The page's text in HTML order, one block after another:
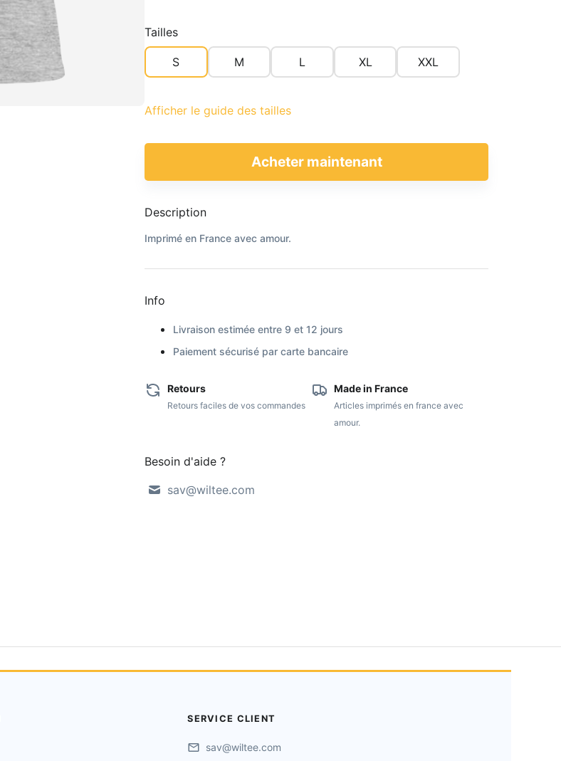
Tailles
S M L XL XXL
Afficher le guide des tailles
Acheter maintenant
Description
Imprimé en France avec amour.
Info
Livraison estimée entre 9 et 12 jours
Paiement sécurisé par carte bancaire
Retours
Retours faciles de vos commandes
Made in France
Articles imprimés en france avec
amour.
Besoin d'aide ?
sav@wiltee.com
SERVICE CLIENT
sav@wiltee.com